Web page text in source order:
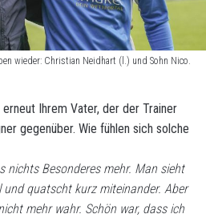
wieder: Christian Neidhart (l.) und Sohn Nico.
Ihrem Vater, der der Trainer
gegenüber. Wie fühlen sich solche
nichts Besonderes mehr. Man sieht
quatscht kurz miteinander. Aber
mehr wahr. Schön war, dass ich